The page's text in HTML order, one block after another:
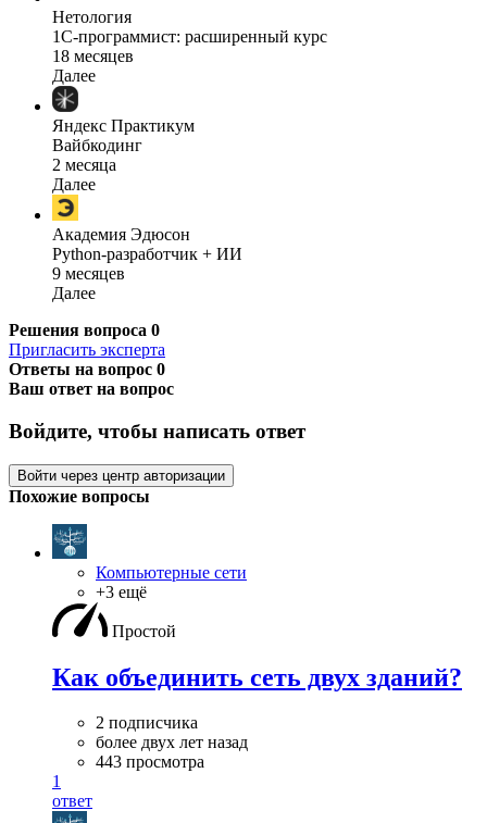
Нетология
1C-программист: расширенный курс
18 месяцев
Далее
Яндекс Практикум
Вайбкодинг
2 месяца
Далее
Академия Эдюсон
Python-разработчик + ИИ
9 месяцев
Далее
Решения вопроса 0
Пригласить эксперта
Ответы на вопрос 0
Ваш ответ на вопрос
Войдите, чтобы написать ответ
Войти через центр авторизации
Похожие вопросы
Компьютерные сети
+3 ещё
Простой
Как объединить сеть двух зданий?
2 подписчика
более двух лет назад
443 просмотра
1
ответ